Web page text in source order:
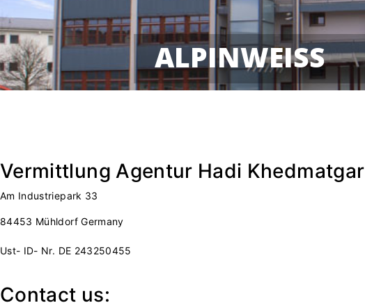
ALPINWEISS
Vermittlung Agentur Hadi Khedmatgar
Am Industriepark 33
84453 Mühldorf Germany
Ust- ID- Nr. DE 243250455
Contact us: